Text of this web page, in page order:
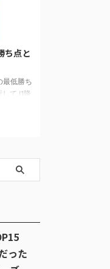
た軌跡
ャレンジ
指し戦
を書い
で健闘し
った